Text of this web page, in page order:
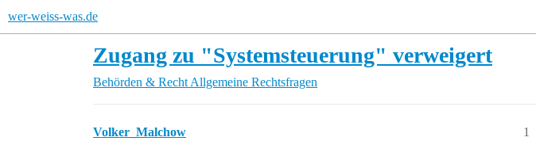
wer-weiss-was.de
Zugang zu "Systemsteuerung" verweigert
Behörden & Recht Allgemeine Rechtsfragen
Volker_Malchow 1